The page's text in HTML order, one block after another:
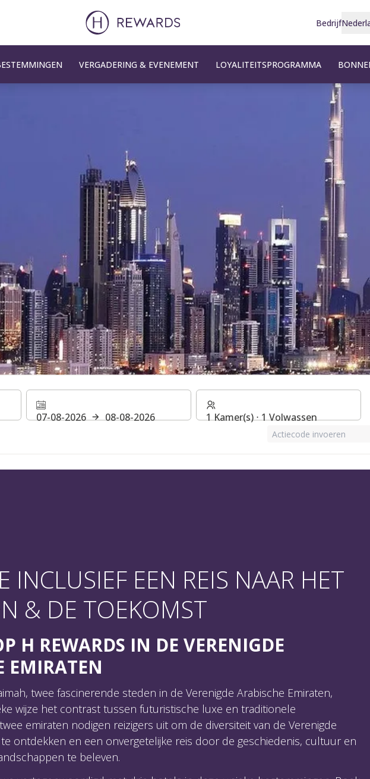
Bedrijf
VERGADERING & EVENEMENT LOYALITEITSPROGRAMMA
IN DE
ARABISCHE
KHAIMAH MET H REWARDS
07-08-2026 08-08-2026 1 Kamer(s) ⋅ 1 Volwassen
Actiecode invoeren
INCLUSIEF EEN REIS NAAR HET
& DE TOEKOMST
H REWARDS IN DE VERENIGDE
EMIRATEN
twee fascinerende steden in de Verenigde Arabische Emiraten,
wijze het contrast tussen futuristische luxe en traditionele
emiraten nodigen reizigers uit om de diversiteit van de Verenigde
ontdekken en een onvergetelijke reis door de geschiedenis, cultuur en
te beleven.